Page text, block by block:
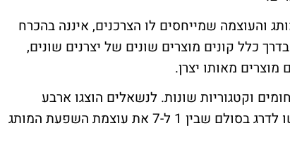
והעוצמה שמייחסים לו הצרכנים, איננה בהכרח
טענו, כי הם בדרך כלל קונים מוצרים שונים של יצרנים שונים,
וקטגוריות שונות. לנשאלים הוצגו ארבע
קטגוריות - רכב, תקשורת, אופנה ומזון והם התבקשו לדרג בסולם שבין 1 ל-7 את עוצמת השפעת המותג